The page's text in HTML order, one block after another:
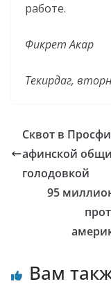
работе.
Фикрет Акар
Текирдаг,
Сквот в
афинской
голодовкой
95
Вам